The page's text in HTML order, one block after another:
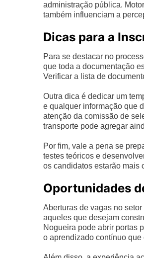
administração pública.
também influenciam a
Dicas para a
Para se destacar no
que toda a documentação
Verificar a lista de
Outra dica é dedicar um
e qualquer informação que
atenção da comissão de
transporte pode agregar
Por fim, vale a pena se
testes teóricos e
os candidatos estarão mais
Oportunidades
Aberturas de vagas no
aqueles que desejam
Nogueira pode abrir portas
o aprendizado contínuo que